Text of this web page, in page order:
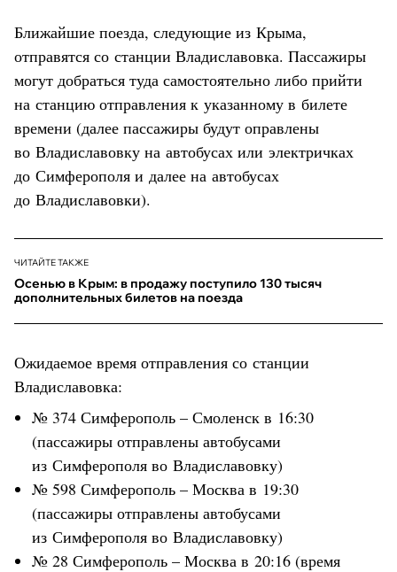
Ближайшие поезда, следующие из Крыма,
отправятся со станции Владиславовка. Пассажиры
могут добраться туда самостоятельно либо прийти
на станцию отправления к указанному в билете
времени (далее пассажиры будут оправлены
во Владиславовку на автобусах или электричках
до Симферополя и далее на автобусах
до Владиславовки).
ЧИТАЙТЕ ТАКЖЕ
Осенью в Крым: в продажу поступило 130 тысяч
дополнительных билетов на поезда
Ожидаемое время отправления со станции
Владиславовка:
№ 374 Симферополь – Смоленск в 16:30
(пассажиры отправлены автобусами
из Симферополя во Владиславовку)
№ 598 Симферополь – Москва в 19:30
(пассажиры отправлены автобусами
из Симферополя во Владиславовку)
№ 28 Симферополь – Москва в 20:16 (время